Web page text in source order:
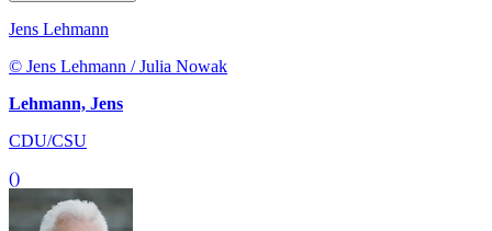
Jens Lehmann
© Jens Lehmann / Julia Nowak
Lehmann, Jens
CDU/CSU
()